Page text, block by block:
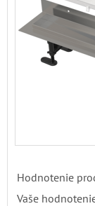
Hodnotenie
Vaše